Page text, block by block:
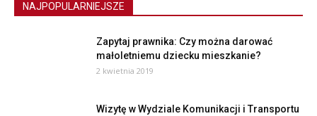
NAJPOPULARNIEJSZE
Zapytaj prawnika: Czy można darować
małoletniemu dziecku mieszkanie?
2 kwietnia 2019
Wizytę w Wydziale Komunikacji i Transportu